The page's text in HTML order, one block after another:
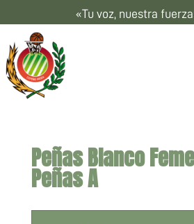
«Tu voz, nuestra
Peñas Blanco
Peñas A